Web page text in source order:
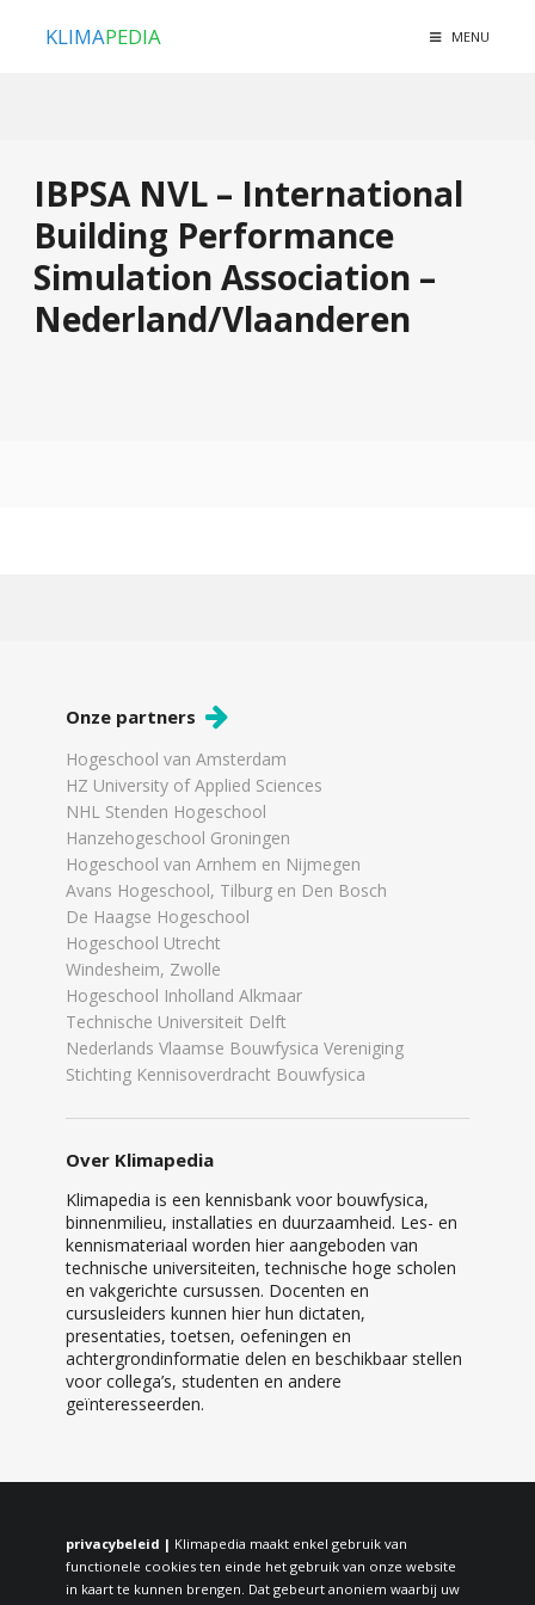
KLIMAPEDIA MENU
IBPSA NVL – International
Building Performance
Simulation Association –
Nederland/Vlaanderen
Onze partners
Hogeschool van Amsterdam
HZ University of Applied Sciences
NHL Stenden Hogeschool
Hanzehogeschool Groningen
Hogeschool van Arnhem en Nijmegen
Avans Hogeschool, Tilburg en Den Bosch
De Haagse Hogeschool
Hogeschool Utrecht
Windesheim, Zwolle
Hogeschool Inholland Alkmaar
Technische Universiteit Delft
Nederlands Vlaamse Bouwfysica Vereniging
Stichting Kennisoverdracht Bouwfysica
Over Klimapedia
Klimapedia is een kennisbank voor bouwfysica,
binnenmilieu, installaties en duurzaamheid. Les- en
kennismateriaal worden hier aangeboden van
technische universiteiten, technische hoge scholen
en vakgerichte cursussen. Docenten en
cursusleiders kunnen hier hun dictaten,
presentaties, toetsen, oefeningen en
achtergrondinformatie delen en beschikbaar stellen
voor collega’s, studenten en andere
geïnteresseerden.
privacybeleid | Klimapedia maakt enkel gebruik van
functionele cookies ten einde het gebruik van onze website
in kaart te kunnen brengen. Dat gebeurt anoniem waarbij uw